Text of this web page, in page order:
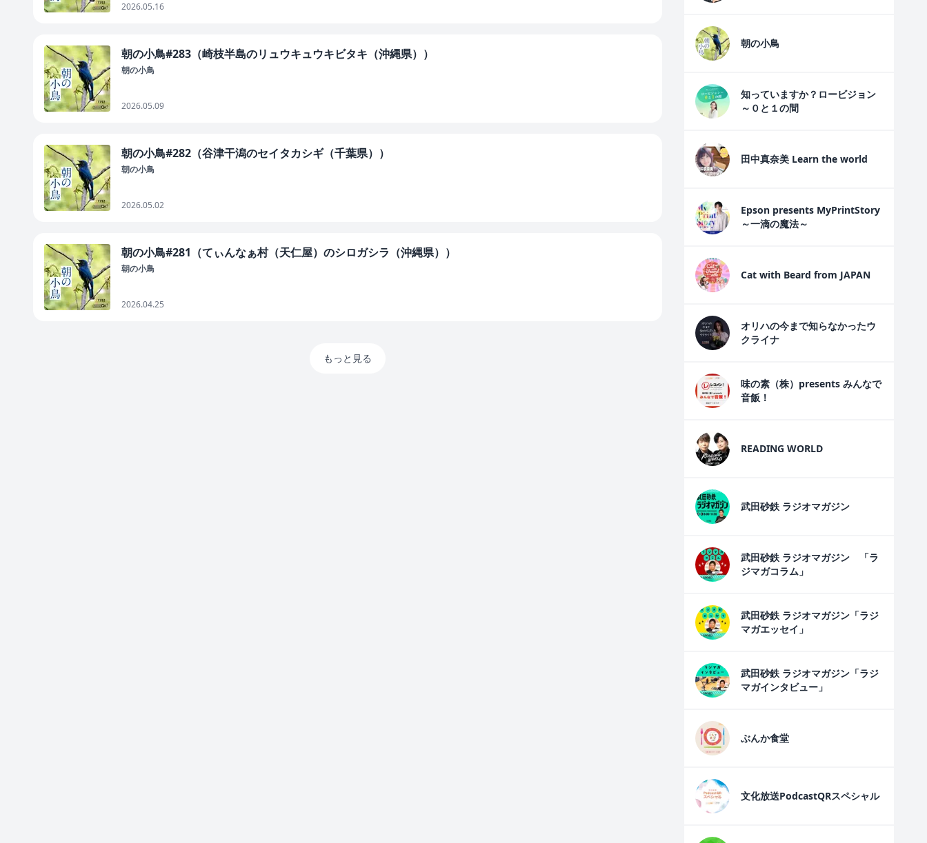
2026.05.16
朝の小鳥#283（崎枝半島のリュウキュウキビタキ（沖縄県））
朝の小鳥
2026.05.09
朝の小鳥#282（谷津干潟のセイタカシギ（千葉県））
朝の小鳥
2026.05.02
朝の小鳥#281（てぃんなぁ村（天仁屋）のシロガシラ（沖縄県））
朝の小鳥
2026.04.25
もっと見る
朝の小鳥
知っていますか？ロービジョン
～０と１の間
田中真奈美 Learn the world
Epson presents MyPrintStory
～一滴の魔法～
Cat with Beard from JAPAN
オリハの今まで知らなかったウ
クライナ
味の素（株）presents みんなで
音飯！
READING WORLD
武田砂鉄 ラジオマガジン
武田砂鉄 ラジオマガジン 「ラ
ジマガコラム」
武田砂鉄 ラジオマガジン「ラジ
マガエッセイ」
武田砂鉄 ラジオマガジン「ラジ
マガインタビュー」
ぶんか食堂
文化放送PodcastQRスペシャル